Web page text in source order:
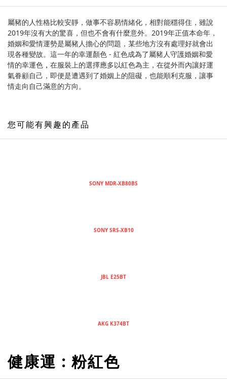
屬豬的人性格比較安靜，做事不容易情緒化，相對能穩得住，雖說
2019年沒有大的驚喜，但也不會有什麼意外。2019年正值本命年，
婚姻和愛情運勢是屬豬人擔心的問題，某些地方沒有處理好就會出
現各種變故。這一年的幸運顏色 - 紅色成為了屬豬人守護婚姻和愛
情的幸運色 ， 在服裝上的選擇應多以紅色為主，在從外而內讓好運
氣眷顧自己，即便是遭遇到了婚姻上的阻礙，也能順利克服，讓事
情走向自己滿意的方向。
您可能有興趣的產品
SONY MDR-XB80BS
SONY SRS-XB10
JBL E25BT
AKG K374BT
健康運 : 粉紅色